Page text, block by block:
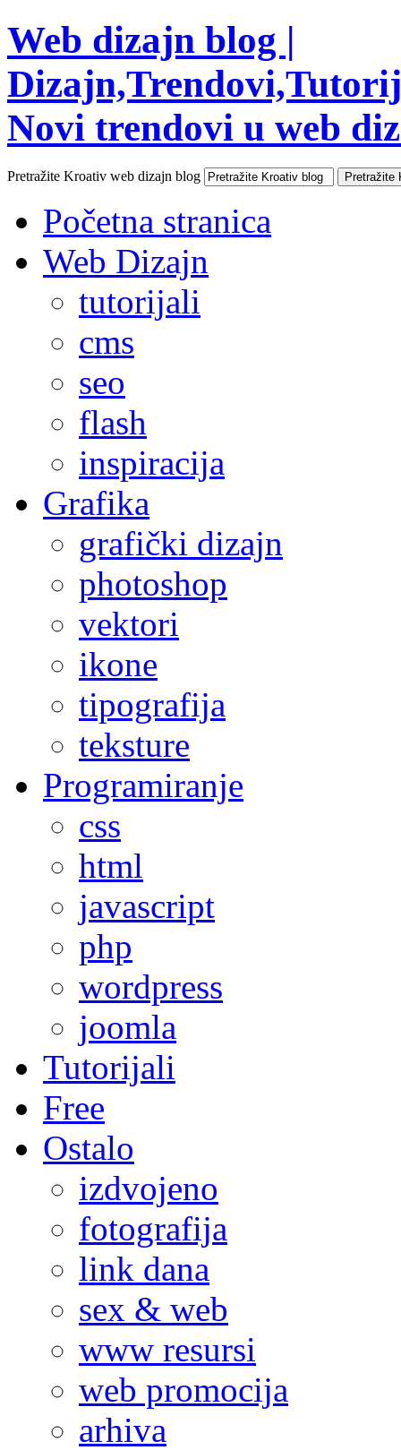
Web dizajn blog |
Novi trendovi u web
Pretražite Kroativ web dizajn blog
Početna stranica
Web Dizajn
tutorijali
cms
seo
flash
inspiracija
Grafika
grafički dizajn
photoshop
vektori
ikone
tipografija
teksture
Programiranje
css
html
javascript
php
wordpress
joomla
Tutorijali
Free
Ostalo
izdvojeno
fotografija
link dana
sex & web
www resursi
web promocija
arhiva